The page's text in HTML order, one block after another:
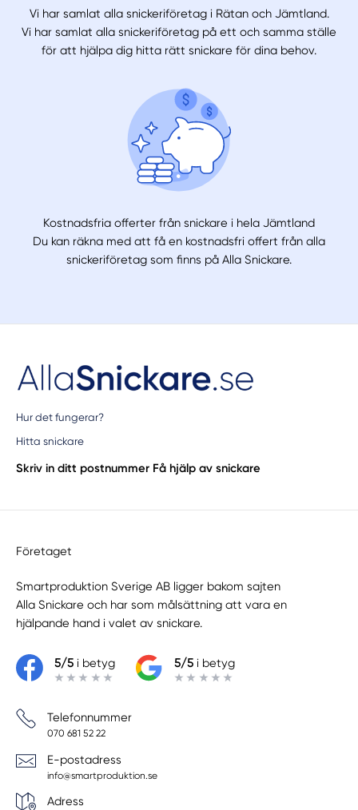
Vi har samlat alla snickeriföretag i Rätan och Jämtland.
Vi har samlat alla snickeriföretag på ett och samma ställe
för att hjälpa dig hitta rätt snickare för dina behov.
Kostnadsfria offerter från snickare i hela Jämtland
Du kan räkna med att få en kostnadsfri offert från alla
snickeriföretag som finns på Alla Snickare.
Hur det fungerar?
Hitta snickare
Skriv in ditt postnummer Få hjälp av snickare
Företaget
Smartproduktion Sverige AB ligger bakom sajten
Alla Snickare och har som målsättning att vara en
hjälpande hand i valet av snickare.
5/5i betyg 5/5i betyg
Telefonnummer
070 681 52 22
E-postadress
info@smartproduktion.se
Adress